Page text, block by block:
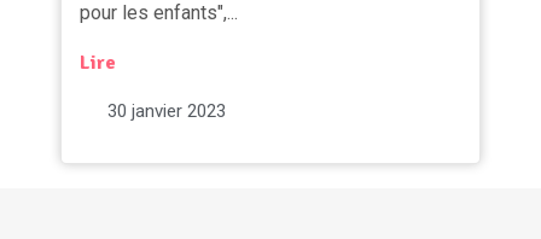
pour les enfants",...
Lire
30 janvier 2023